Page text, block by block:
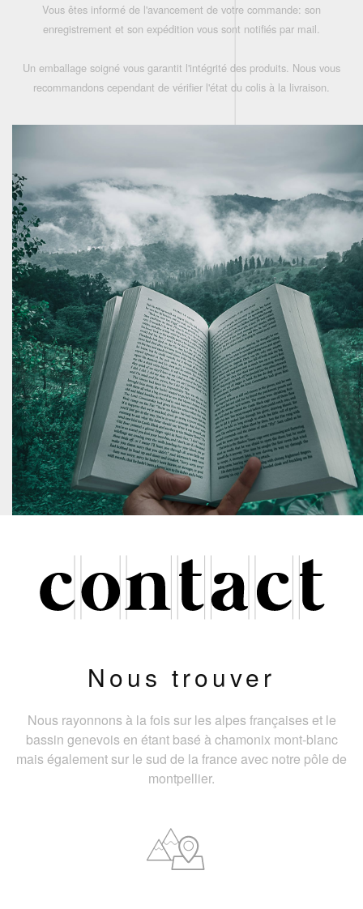
Vous êtes informé de l'avancement de votre commande: son
enregistrement et son expédition vous sont notifiés par mail.
Un emballage soigné vous garantit l'intégrité des produits. Nous vous
recommandons cependant de vérifier l'état du colis à la livraison.
Nous trouver
Nous rayonnons à la fois sur les alpes françaises et le
bassin genevois en étant basé à chamonix mont-blanc
mais également sur le sud de la france avec notre pôle de
montpellier.